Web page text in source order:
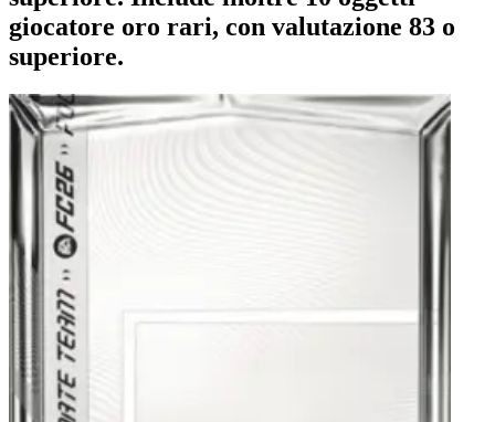
giocatore oro rari, con valutazione 83 o
superiore.